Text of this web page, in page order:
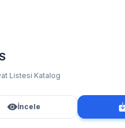
Listesi Katalog
İncele